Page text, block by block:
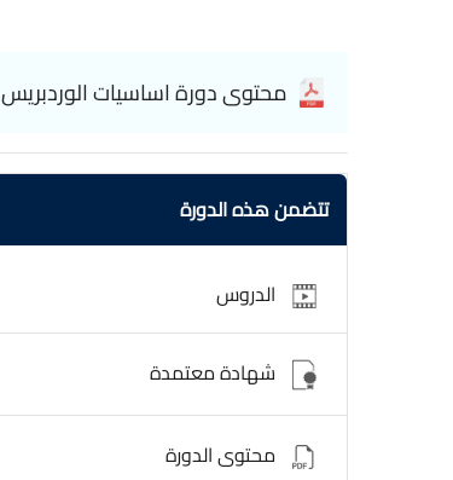
الاوليه 24- اضافة All in one WP security محتوى دورة اساسيات الوردبريس
تتضمن هذه الدورة
الدروس
شهادة معتمدة
محتوى الدورة